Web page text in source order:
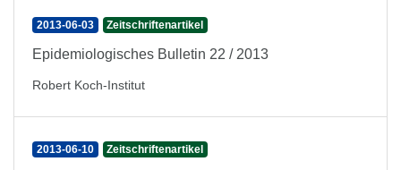
2013-06-03 Zeitschriftenartikel
Epidemiologisches Bulletin 22 / 2013
Robert Koch-Institut
2013-06-10 Zeitschriftenartikel